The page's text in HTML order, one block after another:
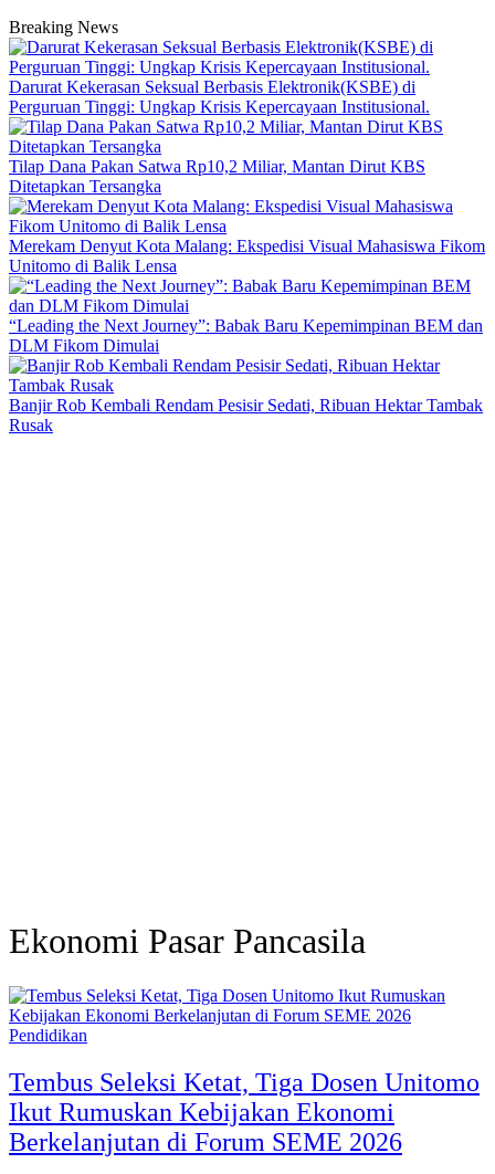
Breaking News
Darurat Kekerasan Seksual Berbasis Elektronik(KSBE) di
Perguruan Tinggi: Ungkap Krisis Kepercayaan Institusional.
Tilap Dana Pakan Satwa Rp10,2 Miliar, Mantan Dirut KBS
Ditetapkan Tersangka
Merekam Denyut Kota Malang: Ekspedisi Visual Mahasiswa Fikom
Unitomo di Balik Lensa
“Leading the Next Journey”: Babak Baru Kepemimpinan BEM dan
DLM Fikom Dimulai
Banjir Rob Kembali Rendam Pesisir Sedati, Ribuan Hektar Tambak
Rusak
Ekonomi Pasar Pancasila
Pendidikan
Tembus Seleksi Ketat, Tiga Dosen Unitomo
Ikut Rumuskan Kebijakan Ekonomi
Berkelanjutan di Forum SEME 2026